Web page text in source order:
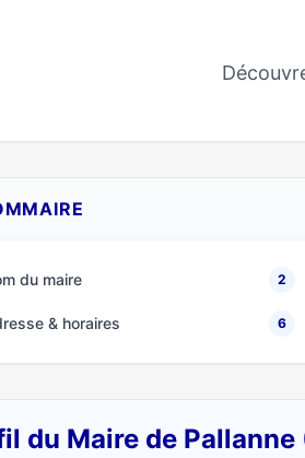
du maire 2
& horaires 6
du Maire de